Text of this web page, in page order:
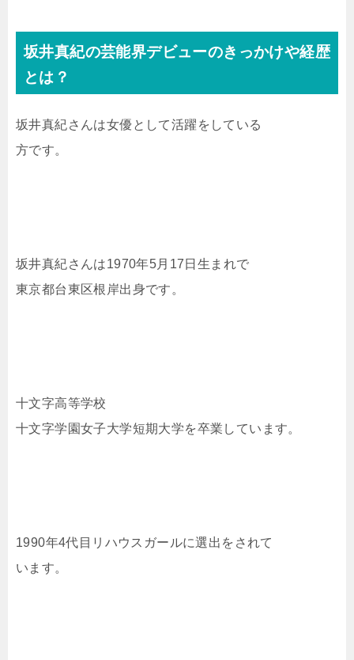
坂井真紀の芸能界デビューのきっかけや経歴
とは？
坂井真紀さんは女優として活躍をしている
方です。
坂井真紀さんは1970年5月17日生まれで
東京都台東区根岸出身です。
十文字高等学校
十文字学園女子大学短期大学を卒業しています。
1990年4代目リハウスガールに選出をされて
います。